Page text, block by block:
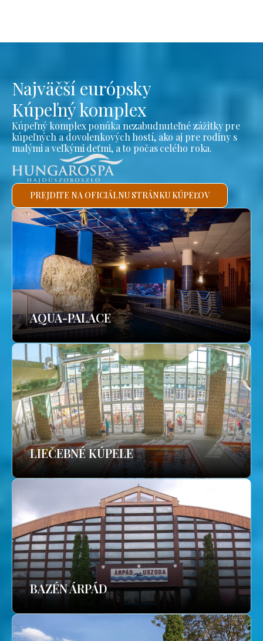
Najväčší európsky
Kúpeľný komplex
Kúpeľný komplex ponúka nezabudnuteľné zážitky pre
kúpeľných a dovolenkových hostí, ako aj pre rodiny s
malými a veľkými deťmi, a to počas celého roka.
PREJDITE NA OFICIÁLNU STRÁNKU KÚPEĽOV
AQUA-PALACE
LIEČEBNÉ KÚPELE
BAZÉN ÁRPÁD